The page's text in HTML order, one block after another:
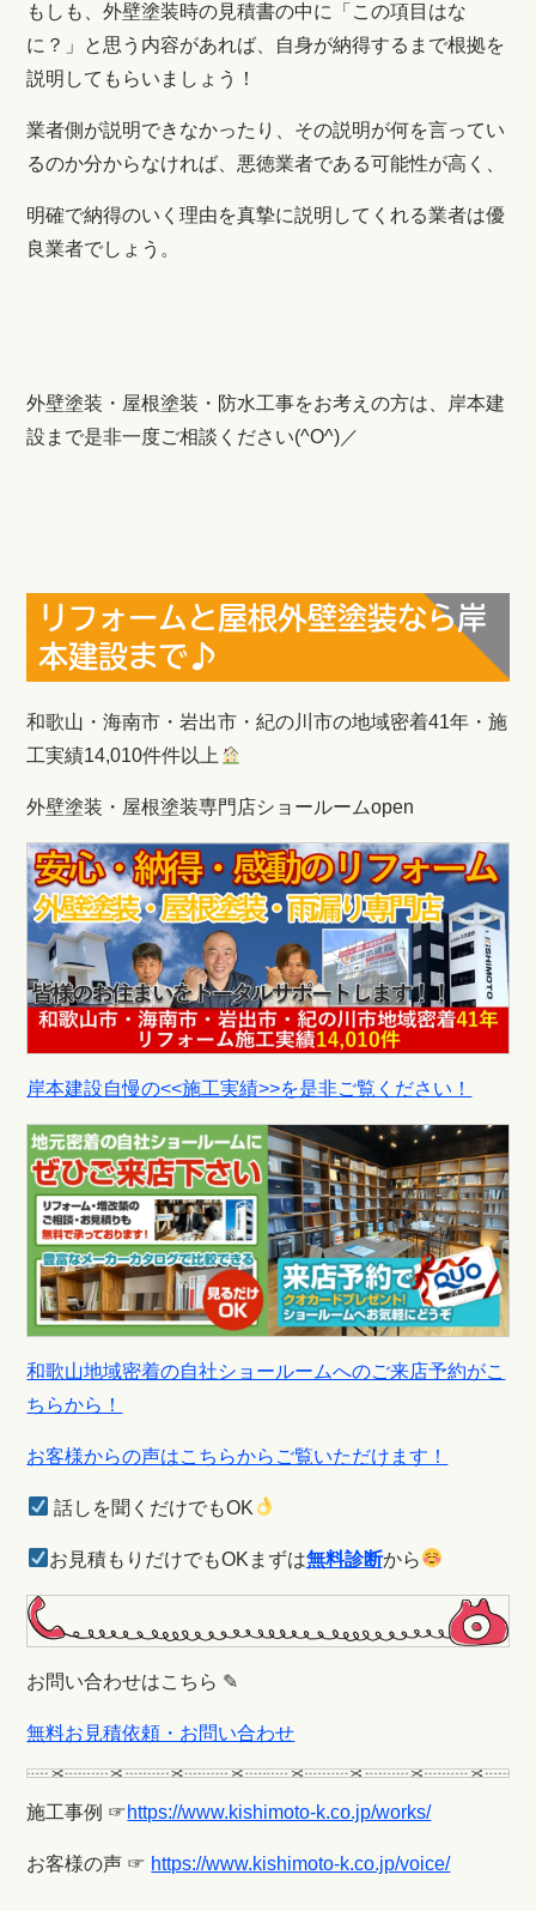
もしも、外壁塗装時の見積書の中に「この項目はな
に？」と思う内容があれば、自身が納得するまで根拠を
説明してもらいましょう！
業者側が説明できなかったり、その説明が何を言ってい
るのか分からなければ、悪徳業者である可能性が高く、
明確で納得のいく理由を真摯に説明してくれる業者は優
良業者でしょう。
外壁塗装・屋根塗装・防水工事をお考えの方は、岸本建
設まで是非一度ご相談ください(^O^)／
リフォームと屋根外壁塗装なら岸
本建設まで♪
和歌山・海南市・岩出市・紀の川市の地域密着41年・施
工実績14,010件件以上
外壁塗装・屋根塗装専門店ショールームopen
岸本建設自慢の<<施工実績>>を是非ご覧ください！
和歌山地域密着の自社ショールームへのご来店予約がこ
ちらから！
お客様からの声はこちらからご覧いただけます！
話しを聞くだけでもOK
お見積もりだけでもOKまずは無料診断から
お問い合わせはこちら ✎
無料お見積依頼・お問い合わせ
施工事例 ☞https://www.kishimoto-k.co.jp/works/
お客様の声 ☞ https://www.kishimoto-k.co.jp/voice/